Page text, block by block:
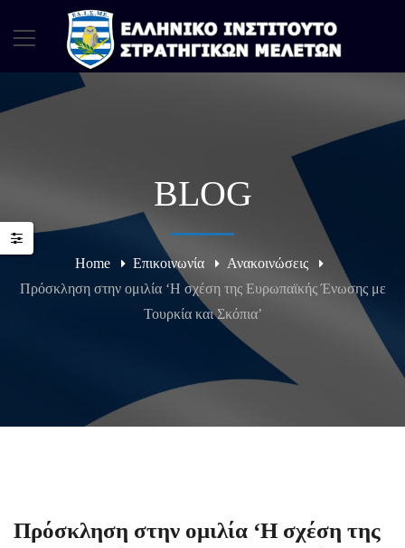
BLOG
Home Επικοινωνία
Ανακοινώσεις
Πρόσκληση στην ομιλία ‘Η σχέση της Ευρωπαϊκής Ένωσης με
Τουρκία και Σκόπια’
Πρόσκληση στην ομιλία ‘Η σχέση της